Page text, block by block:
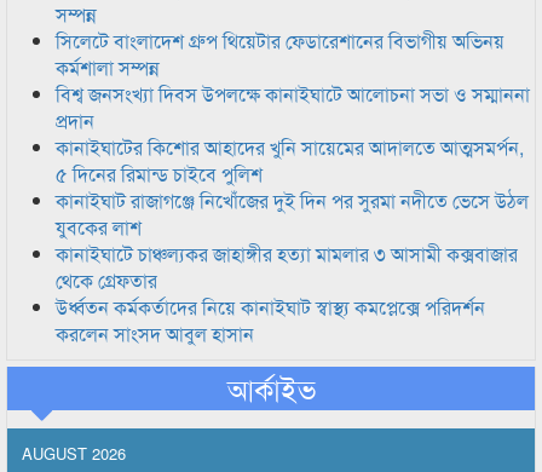
সম্পন্ন
সিলেটে বাংলাদেশ গ্রুপ থিয়েটার ফেডারেশানের বিভাগীয় অভিনয়
কর্মশালা সম্পন্ন
বিশ্ব জনসংখ্যা দিবস উপলক্ষে কানাইঘাটে আলোচনা সভা ও সম্মাননা
প্রদান
কানাইঘাটের কিশোর আহাদের খুনি সায়েমের আদালতে আত্মসমর্পন,
৫ দিনের রিমান্ড চাইবে পুলিশ
কানাইঘাট রাজাগঞ্জে নিখোঁজের দুই দিন পর সুরমা নদীতে ভেসে উঠল
যুবকের লাশ
কানাইঘাটে চাঞ্চল্যকর জাহাঙ্গীর হত্যা মামলার ৩ আসামী কক্সবাজার
থেকে গ্রেফতার
উর্ধ্বতন কর্মকর্তাদের নিয়ে কানাইঘাট স্বাস্থ্য কমপ্লেক্সে পরিদর্শন
করলেন সাংসদ আবুল হাসান
আর্কাইভ
AUGUST 2026